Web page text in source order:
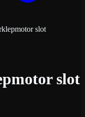
slot
slot